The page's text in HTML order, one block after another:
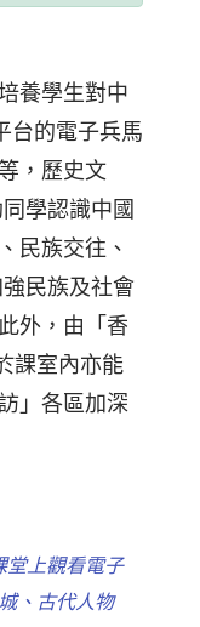
養學生對中
台的電子兵馬
，歷史文
學認識中國
民族交往、
民族及社會
外，由「香
課室內亦能
」各區加深
堂上觀看電子
、古代人物